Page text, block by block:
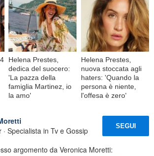
Helena Prestes,
dedica del suocero:
'La pazza della
famiglia Martinez, io
la amo'
Helena Prestes,
nuova stoccata agli
haters: 'Quando la
persona è niente,
l'offesa è zero'
· Specialista in Tv e Gossip
SEGUI
argomento da Veronica Moretti: